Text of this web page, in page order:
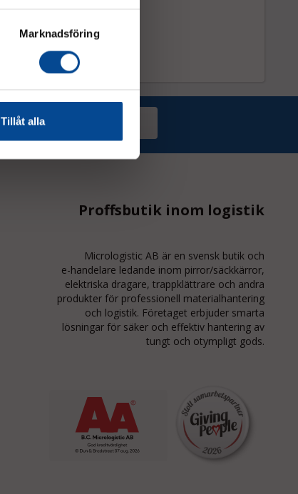
Marknadsföring
Tillåt alla
Proffsbutik inom logistik
Micrologistic AB är en svensk butik och
e-handelare ledande inom pirror/säckkärror,
elektriska dragare, trappklättrare och andra
produkter för professionell materialhantering
och logistik. Företaget erbjuder smarta
lösningar för säker och effektiv hantering av
tungt och otympligt gods.